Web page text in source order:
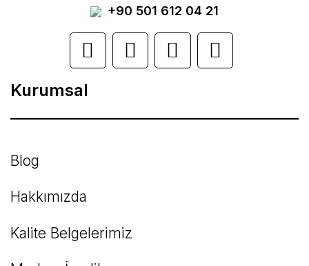
görüntülenemiyor.
Ürün açıklamasında eksik bilgiler bulunuyor.
Ürün bilgilerinde hatalar bulunuyor.
Ürün fiyatı diğer sitelerden daha pahalı.
Bu ürüne benzer farklı alternatifler olmalı.
+90 501 612 04 21
Kurumsal
Blog
Hakkımızda
Kalite Belgelerimiz